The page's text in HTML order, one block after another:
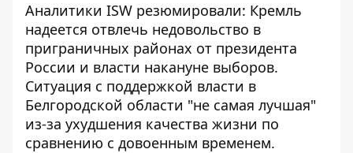
Аналитики ISW резюмировали: Кремль
надеется отвлечь недовольство в
приграничных районах от президента
России и власти накануне выборов.
Ситуация с поддержкой власти в
Белгородской области "не самая лучшая"
из-за ухудшения качества жизни по
сравнению с довоенным временем.